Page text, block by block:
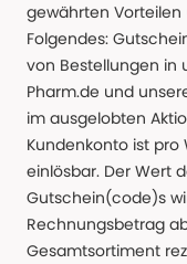
gewährten Vorteilen
Folgendes:
von Bestellungen in
Pharm.de und
im ausgelobten
Kundenkonto ist
einlösbar. Der Wert
Gutschein(code)s
Rechnungsbetrag
Gesamtsortiment